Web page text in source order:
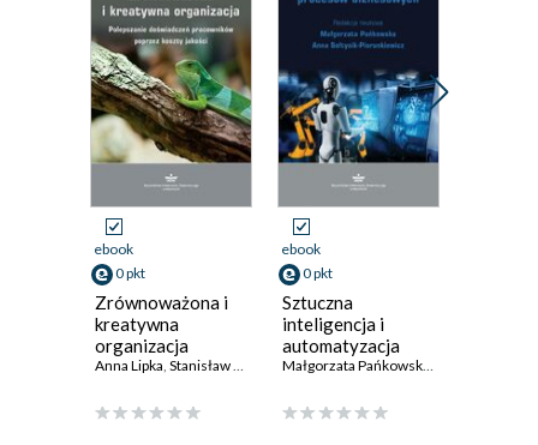
ebook
0 pkt
Zrównoważona i
kreatywna
organizacja
Anna Lipka, Stanisław Waszczak
ebook
0 pkt
Sztuczna
inteligencja i
automatyzacja
procesów
Małgorzata Pańkowska,